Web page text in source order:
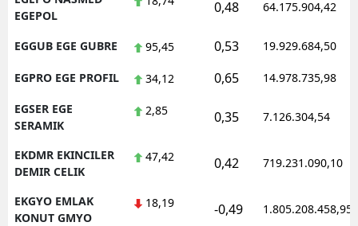
EGEPOL
0,48 64.175.904,42
EGGUB EGE GUBRE 95,45 0,53 19.929.684,50
EGPRO EGE PROFIL 34,12 0,65 14.978.735,98
EGSER EGE
SERAMIK
2,85 0,35 7.126.304,54
EKDMR EKINCILER
DEMIR CELIK
47,42 0,42 719.231.090,10
EKGYO EMLAK
KONUT GMYO
18,19 -0,49 1.805.208.458,95